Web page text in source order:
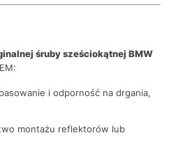
śruby sześciokątnej BMW
i odporność na drgania,
montażu reflektorów lub